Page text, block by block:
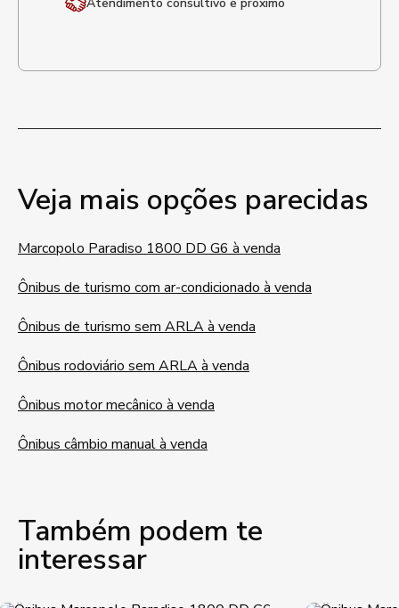
Veja mais opções parecidas
Marcopolo Paradiso 1800 DD G6 à venda
Ônibus de turismo com ar-condicionado à venda
Ônibus de turismo sem ARLA à venda
Ônibus rodoviário sem ARLA à venda
Ônibus motor mecânico à venda
Ônibus câmbio manual à venda
Também podem te
interessar